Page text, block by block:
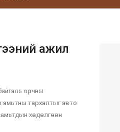
ажил
орчны
амьтны тархалтыг авто
амьтдын хөдөлгөөн